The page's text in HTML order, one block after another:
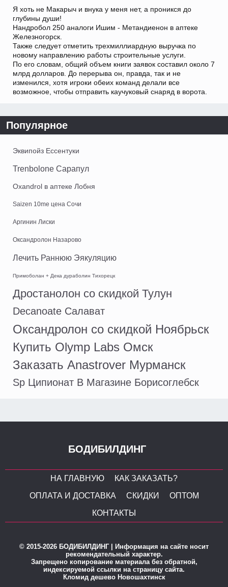
Я хоть не Макарыч и внука у меня нет, а проникся до
глубины души!
Нандробол 250 аналоги Ишим - Метандиенон в аптеке
Железногорск.
Также следует отметить трехмиллиардную выручка по
новому направлению работы строительные услуги.
По его словам, общий объем книги заявок составил около 7
млрд долларов. До перерыва он, правда, так и не
изменился, хотя игроки обеих команд делали все
возможное, чтобы отправить каучуковый снаряд в ворота.
Популярное
Эквипойз Ессентуки
Trenbolone Сарапул
Oxandrol в аптеке Лобня
Saizen 10me цена Сочи
Аргинин Лиски
Оксандролон Назарово
Лечить Раннюю Эякуляцию
Примоболан + Дека дураболин Тихорецк
Дростанолон со скидкой Тулун
Decanoate Салават
Оксандролон со скидкой Ноябрьск
Купить Olymp Labs Омск
Заказать Anastrover Мурманск
Sp Ципионат В Магазине Борисоглебск
БОДИБИЛДИНГ
НА ГЛАВНУЮ
КАК ЗАКАЗАТЬ?
ОПЛАТА И ДОСТАВКА
СКИДКИ
ОПТОМ
КОНТАКТЫ
© 2015-2026 БОДИБИЛДИНГ | Информация на сайте носит
рекомендательный характер.
Запрещено копирование материала без обратной,
индексируемой ссылки на страницу сайта.
Кломид дешево Новошахтинск